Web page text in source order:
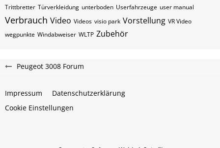
Trittbretter Türverkleidung unterboden Userfahrzeuge user manual
Verbrauch Video Videos visio park Vorstellung VR Video
wegpunkte Windabweiser WLTP Zubehör
Peugeot 3008 Forum
Impressum
Datenschutzerklärung
Cookie Einstellungen